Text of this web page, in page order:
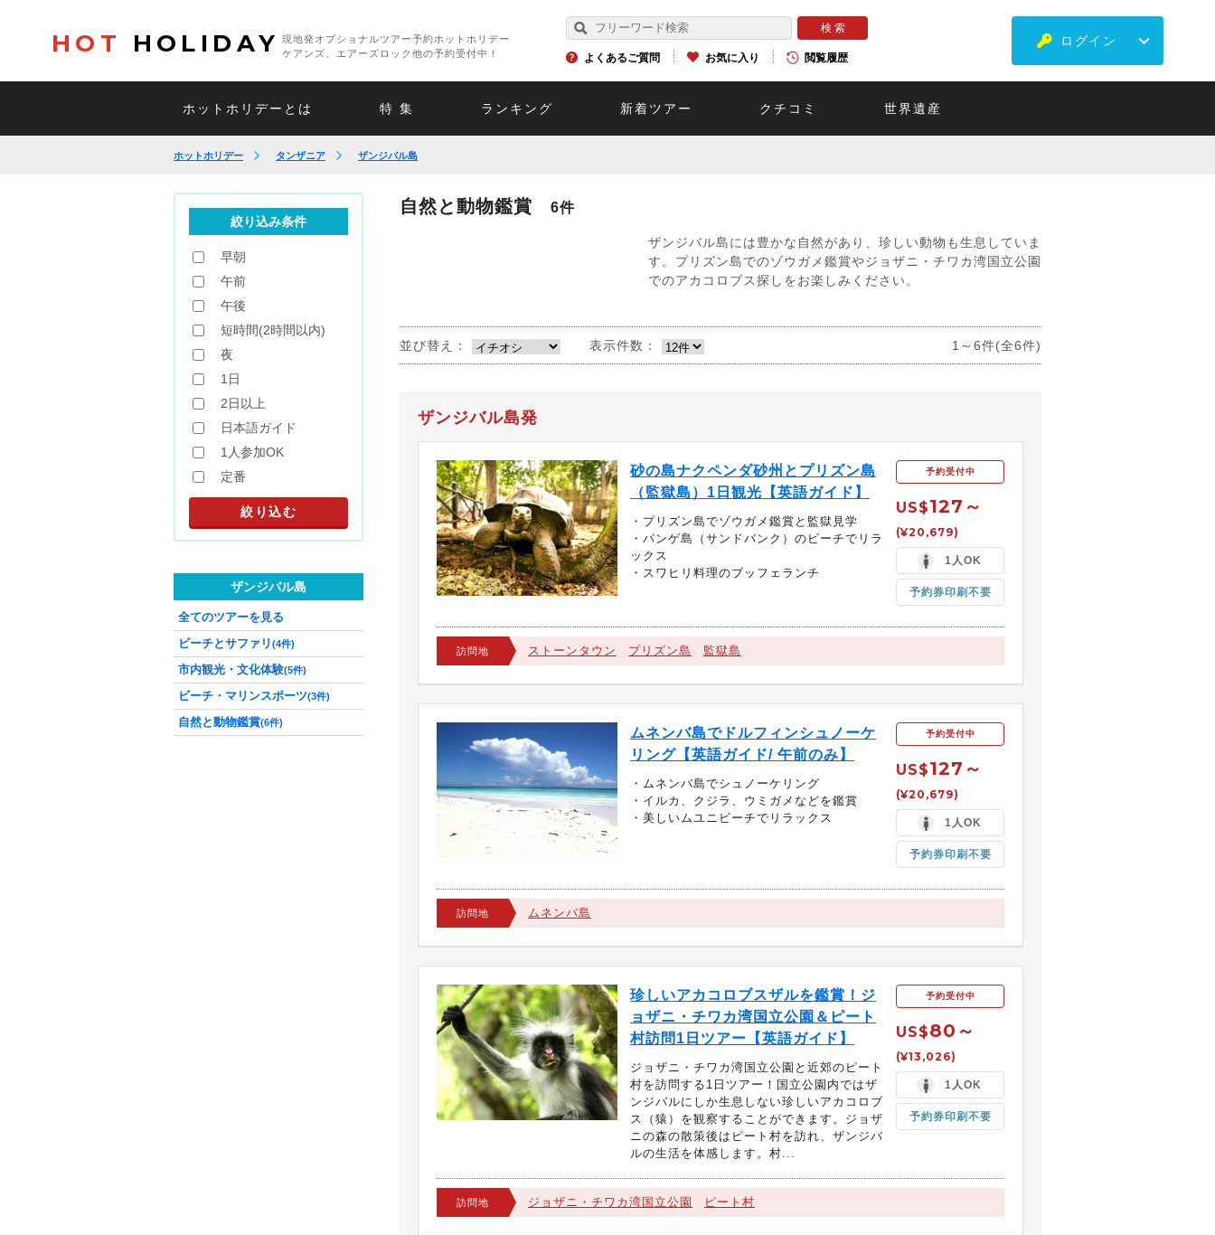
HOT HOLIDAY
現地発オプショナルツアー予約ホットホリデー
ケアンズ、エアーズロック他の予約受付中！
よくあるご質問 お気に入り 閲覧履歴
ログイン
ホットホリデーとは 特 集 ランキング 新着ツアー クチコミ 世界遺産
ホットホリデー タンザニア ザンジバル島
自然と動物鑑賞 6件
ザンジバル島には豊かな自然があり、珍しい動物も生息していま
す。プリズン島でのゾウガメ鑑賞やジョザニ・チワカ湾国立公園
でのアカコロブス探しをお楽しみください。
並び替え： 表示件数： 1～6件(全6件)
ザンジバル島発
砂の島ナクペンダ砂州とプリズン島
（監獄島）1日観光【英語ガイド】
・プリズン島でゾウガメ鑑賞と監獄見学
・パンゲ島（サンドバンク）のビーチでリラ
ックス
・スワヒリ料理のブッフェランチ
予約受付中
US$127～
(¥20,679)
1人OK
予約券印刷不要
訪問地 ストーンタウン プリズン島 監獄島
ムネンバ島でドルフィンシュノーケ
リング【英語ガイド/ 午前のみ】
・ムネンバ島でシュノーケリング
・イルカ、クジラ、ウミガメなどを鑑賞
・美しいムユニビーチでリラックス
予約受付中
US$127～
(¥20,679)
1人OK
予約券印刷不要
訪問地 ムネンバ島
珍しいアカコロブスザルを鑑賞！ジ
ョザニ・チワカ湾国立公園＆ピート
村訪問1日ツアー【英語ガイド】
ジョザニ・チワカ湾国立公園と近郊のピート
村を訪問する1日ツアー！国立公園内ではザ
ンジバルにしか生息しない珍しいアカコロブ
ス（猿）を観察することができます。ジョザ
ニの森の散策後はピート村を訪れ、ザンジバ
ルの生活を体感します。村...
予約受付中
US$80～
(¥13,026)
1人OK
予約券印刷不要
訪問地 ジョザニ・チワカ湾国立公園 ピート村
絞り込み条件
早朝
午前
午後
短時間(2時間以内)
夜
1日
2日以上
日本語ガイド
1人参加OK
定番
ザンジバル島
全てのツアーを見る
ビーチとサファリ(4件)
市内観光・文化体験(5件)
ビーチ・マリンスポーツ(3件)
自然と動物鑑賞(6件)